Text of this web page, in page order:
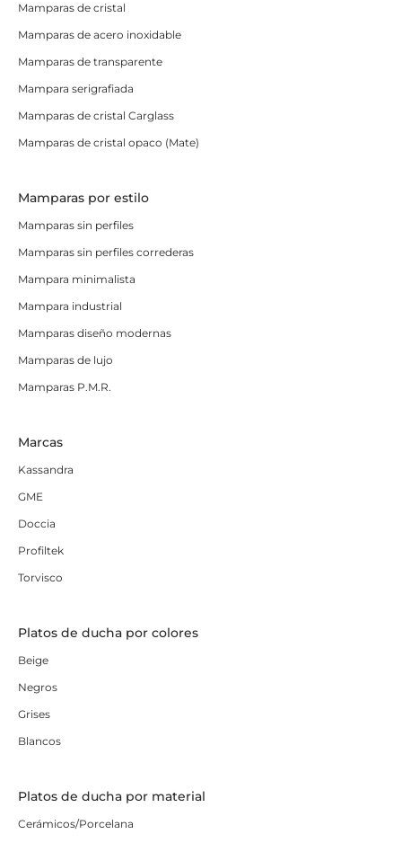
Mamparas de cristal
Mamparas de acero inoxidable
Mamparas de transparente
Mampara serigrafiada
Mamparas de cristal Carglass
Mamparas de cristal opaco (Mate)
Mamparas por estilo
Mamparas sin perfiles
Mamparas sin perfiles correderas
Mampara minimalista
Mampara industrial
Mamparas diseño modernas
Mamparas de lujo
Mamparas P.M.R.
Marcas
Kassandra
GME
Doccia
Profiltek
Torvisco
Platos de ducha por colores
Beige
Negros
Grises
Blancos
Platos de ducha por material
Cerámicos/Porcelana